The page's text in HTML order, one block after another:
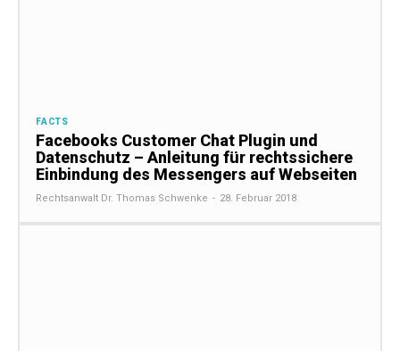
FACTS
Facebooks Customer Chat Plugin und
Datenschutz – Anleitung für rechtssichere
Einbindung des Messengers auf Webseiten
Rechtsanwalt Dr. Thomas Schwenke - 28. Februar 2018